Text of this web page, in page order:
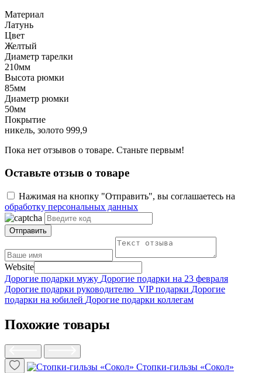
Материал
Латунь
Цвет
Желтый
Диаметр тарелки
210мм
Высота рюмки
85мм
Диаметр рюмки
50мм
Покрытие
никель, золото 999,9
Пока нет отзывов о товаре. Станьте первым!
Оставьте отзыв о товаре
Нажимая на кнопку "Отправить", вы соглашаетесь на
обработку персональных данных
Отправить
Website
Дорогие подарки мужу Дорогие подарки на 23 февраля
Дорогие подарки руководителю VIP подарки Дорогие
подарки на юбилей Дорогие подарки коллегам
Похожие товары
Стопки-гильзы «Сокол»